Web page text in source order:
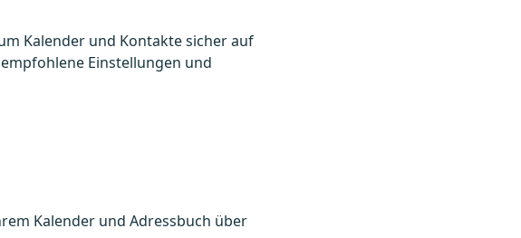
Kalender und Kontakte sicher auf
Einstellungen und
Kalender und Adressbuch über